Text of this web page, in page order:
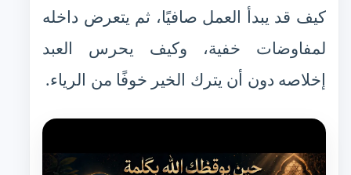
كيف قد يبدأ العمل صافيًا، ثم يتعرض داخله
لمفاوضات خفية، وكيف يحرس العبد
إخلاصه دون أن يترك الخير خوفًا من الرياء.